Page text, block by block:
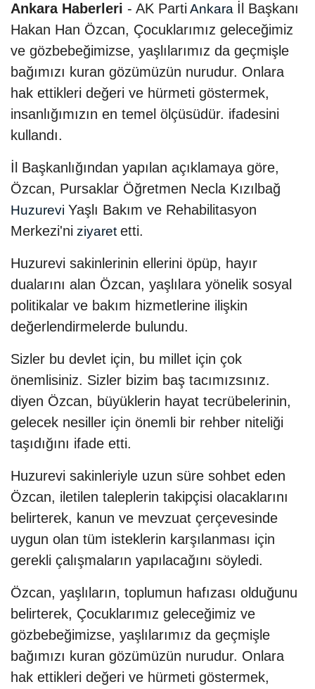
Ankara Haberleri - AK Parti Ankara İl Başkanı
Hakan Han Özcan, Çocuklarımız geleceğimiz
ve gözbebeğimizse, yaşlılarımız da geçmişle
bağımızı kuran gözümüzün nurudur. Onlara
hak ettikleri değeri ve hürmeti göstermek,
insanlığımızın en temel ölçüsüdür. ifadesini
kullandı.
İl Başkanlığından yapılan açıklamaya göre,
Özcan, Pursaklar Öğretmen Necla Kızılbağ
Huzurevi Yaşlı Bakım ve Rehabilitasyon
Merkezi'ni ziyaretetti.
Huzurevi sakinlerinin ellerini öpüp, hayır
dualarını alan Özcan, yaşlılara yönelik sosyal
politikalar ve bakım hizmetlerine ilişkin
değerlendirmelerde bulundu.
Sizler bu devlet için, bu millet için çok
önemlisiniz. Sizler bizim baş tacımızsınız.
diyen Özcan, büyüklerin hayat tecrübelerinin,
gelecek nesiller için önemli bir rehber niteliği
taşıdığını ifade etti.
Huzurevi sakinleriyle uzun süre sohbet eden
Özcan, iletilen taleplerin takipçisi olacaklarını
belirterek, kanun ve mevzuat çerçevesinde
uygun olan tüm isteklerin karşılanması için
gerekli çalışmaların yapılacağını söyledi.
Özcan, yaşlıların, toplumun hafızası olduğunu
belirterek, Çocuklarımız geleceğimiz ve
gözbebeğimizse, yaşlılarımız da geçmişle
bağımızı kuran gözümüzün nurudur. Onlara
hak ettikleri değeri ve hürmeti göstermek,